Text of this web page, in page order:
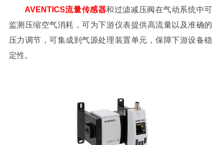
AVENTICS流量传感器和过滤减压阀在气动系统中可
监测压缩空气消耗，可为下游仪表提供高流量以及准确的
压力调节，可集成到气源处理装置单元，保障下游设备稳
定性。